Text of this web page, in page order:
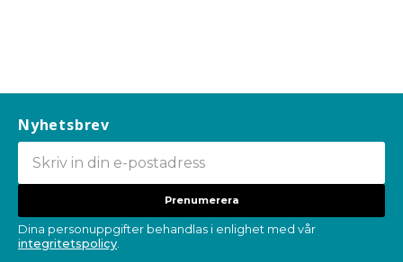
Nyhetsbrev
Prenumerera
Dina personuppgifter behandlas i enlighet med vår
integritetspolicy.